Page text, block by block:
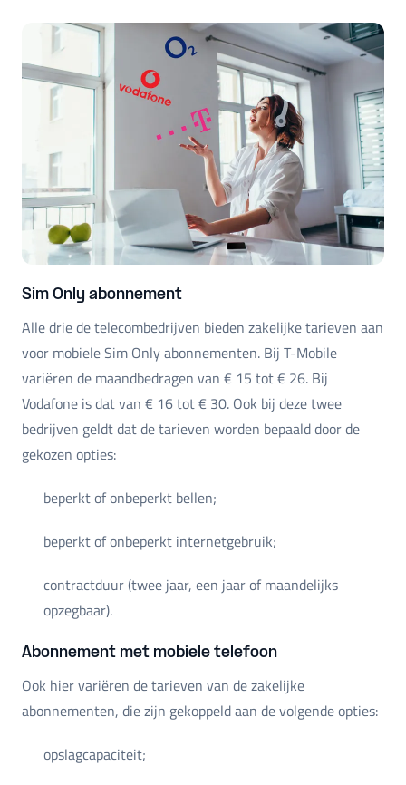
Sim Only abonnement
Alle drie de telecombedrijven bieden zakelijke tarieven aan
voor mobiele Sim Only abonnementen. Bij T-Mobile
variëren de maandbedragen van € 15 tot € 26. Bij
Vodafone is dat van € 16 tot € 30. Ook bij deze twee
bedrijven geldt dat de tarieven worden bepaald door de
gekozen opties:
beperkt of onbeperkt bellen;
beperkt of onbeperkt internetgebruik;
contractduur (twee jaar, een jaar of maandelijks
opzegbaar).
Abonnement met mobiele telefoon
Ook hier variëren de tarieven van de zakelijke
abonnementen, die zijn gekoppeld aan de volgende opties:
opslagcapaciteit;